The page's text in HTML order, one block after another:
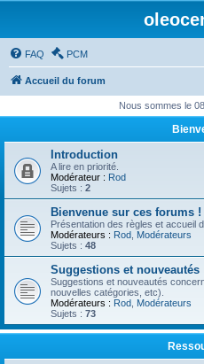
FAQ PCM
Accueil du forum
Nous sommes le
Introduction
A lire en priorité.
Modérateur : Rod
Sujets : 2
Bienvenue sur ces forums !
Présentation des règles et accueil
Modérateurs : Rod Modérateurs
Sujets : 48
Suggestions et nouveautés
Suggestions et nouveautés
nouvelles catégories, etc).
Modérateurs : Rod Modérateurs
Sujets : 73